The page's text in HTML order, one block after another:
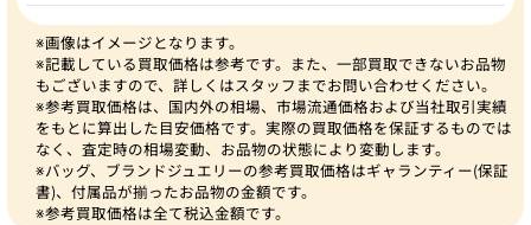
※画像はイメージとなります。
※記載している買取価格は参考です。また、一部買取できないお品物
もございますので、詳しくはスタッフまでお問い合わせください。
※参考買取価格は、国内外の相場、市場流通価格および当社取引実績
をもとに算出した目安価格です。実際の買取価格を保証するものでは
なく、査定時の相場変動、お品物の状態により変動します。
※バッグ、ブランドジュエリーの参考買取価格はギャランティー(保証
書)、付属品が揃ったお品物の金額です。
※参考買取価格は全て税込金額です。